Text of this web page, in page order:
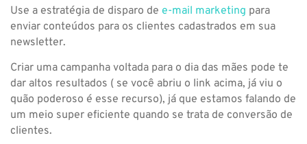
Use a estratégia de disparo de e-mail marketing para
enviar conteúdos para os clientes cadastrados em sua
newsletter.
Criar uma campanha voltada para o dia das mães pode te
dar altos resultados ( se você abriu o link acima, já viu o
quão poderoso é esse recurso), já que estamos falando de
um meio super eficiente quando se trata de conversão de
clientes.